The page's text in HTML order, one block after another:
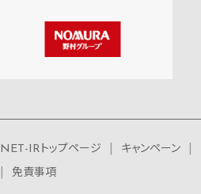
NET-IRトップページ キャンペーン
免責事項